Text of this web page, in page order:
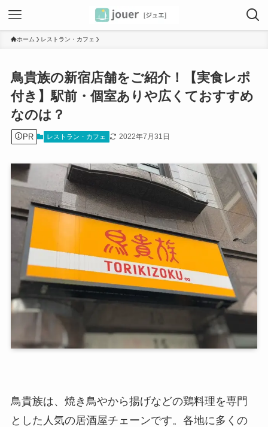
ホーム レストラン・カフェ
鳥貴族の新宿店舗をご紹介！【実食レポ
付き】駅前・個室ありや広くておすすめ
なのは？
PR レストラン・カフェ 2022年7月31日
鳥貴族は、焼き鳥やから揚げなどの鶏料理を専門
とした人気の居酒屋チェーンです。各地に多くの